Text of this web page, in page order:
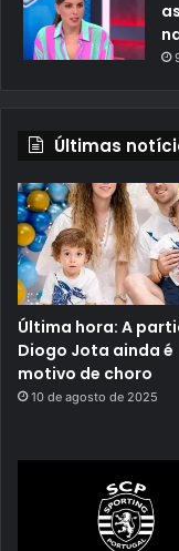
Últimas
Última hora: A
Diogo Jota ainda é
motivo de choro
10 de agosto de 2025